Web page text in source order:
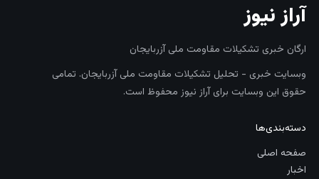
آراز نیوز
ارگان خبری تشکیلات مقاومت ملی آزربایجان
وبسایت خبری - تحلیل تشکیلات مقاومت ملی آزربایجان. تمامی
حقوق این وبسایت برای آراز نیوز محفوظ است.
دسته‌بندی‌ها
صفحه اصلی
اخبار